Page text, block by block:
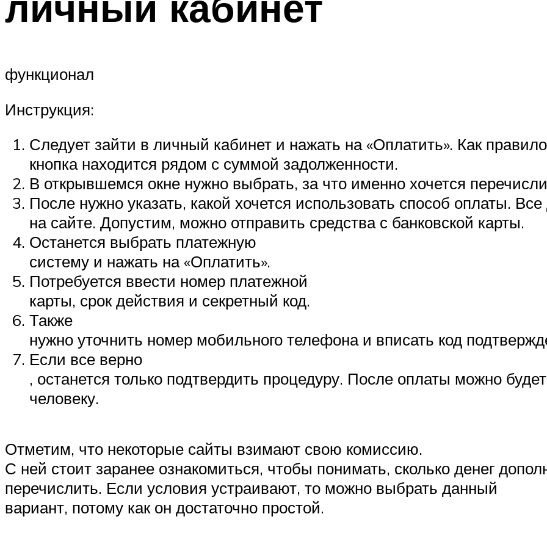
функционал
Инструкция:
Следует зайти в личный кабинет и нажать на «Оплатить». Как
кнопка находится рядом с суммой задолженности.
В открывшемся окне нужно выбрать, за что именно хочется
После нужно указать, какой хочется использовать способ оплаты.
на сайте. Допустим, можно отправить средства с банковской карты.
Останется выбрать платежную
систему и нажать на «Оплатить».
Потребуется ввести номер платежной
карты, срок действия и секретный код.
Также
нужно уточнить номер мобильного телефона и вписать код
Если все верно
, останется только подтвердить процедуру. После оплаты можно
человеку.
Отметим, что некоторые сайты взимают свою комиссию.
С ней стоит заранее ознакомиться, чтобы понимать, сколько денег
перечислить. Если условия устраивают, то можно выбрать данный
вариант, потому как он достаточно простой.